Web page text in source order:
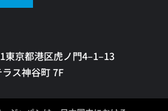
東京都港区虎ノ門4–1–13
ス神谷町 7F